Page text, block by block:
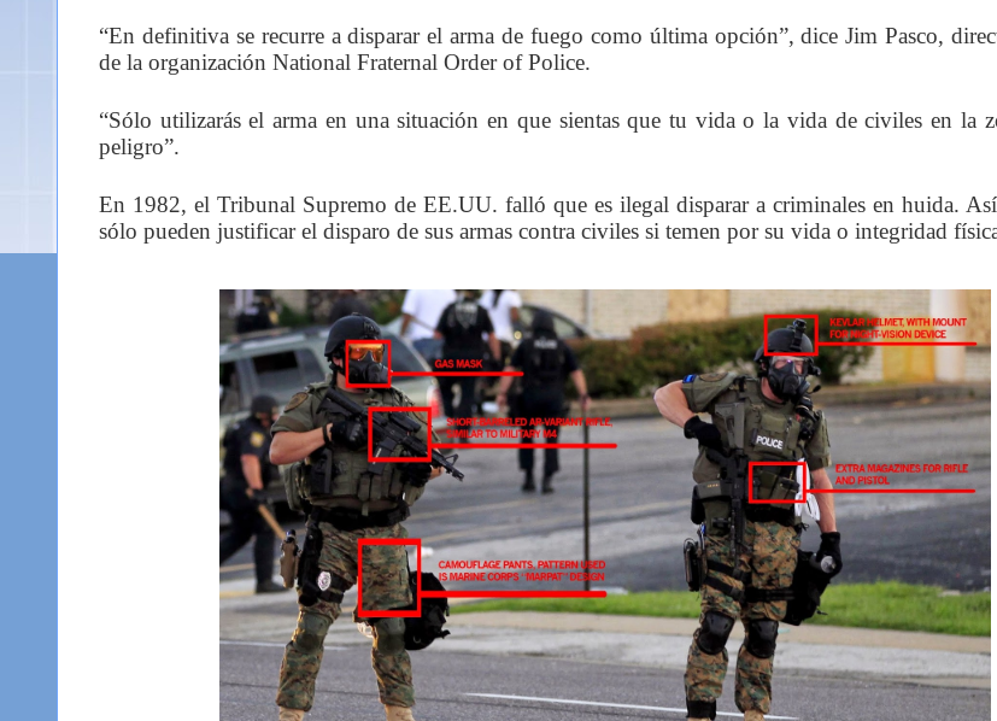
“En definitiva se recurre a disparar el arma de fuego como última opción”, dice Jim Pasco,
de la organización National Fraternal Order of Police.
“Sólo utilizarás el arma en una situación en que sientas que tu vida o la vida de civiles en la
peligro”.
En 1982, el Tribunal Supremo de EE.UU. falló que es ilegal disparar a criminales en huida.
sólo pueden justificar el disparo de sus armas contra civiles si temen por su vida o integridad